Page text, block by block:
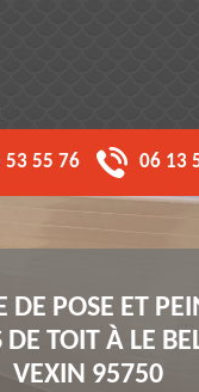
53 55 76 06 13
DE POSE ET
DE TOIT À LE
VEXIN 95750